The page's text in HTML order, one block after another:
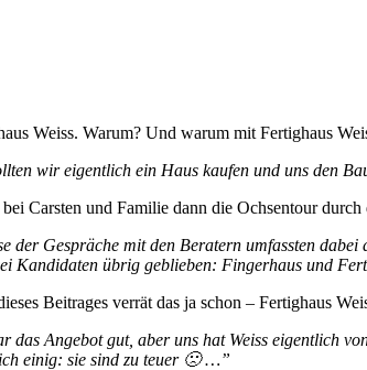
Weiss. Warum? Und warum mit Fertighaus
wir eigentlich ein Haus kaufen und uns den
Carsten und Familie dann die Ochsentour durch
der Gespräche mit den Beratern umfassten
Kandidaten übrig geblieben: Fingerhaus und
Beitrages verrät das ja schon – Fertighaus
das Angebot gut, aber uns hat Weiss eigentlich
einig: sie sind zu teuer 🙁 …”